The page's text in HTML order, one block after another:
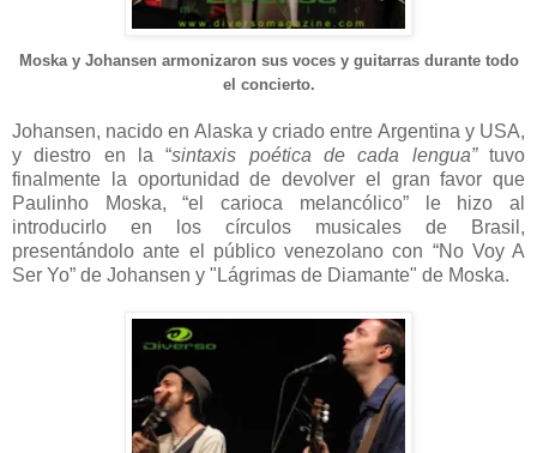
Moska y Johansen armonizaron sus voces y guitarras durante todo
el concierto.
Johansen, nacido en Alaska y criado entre Argentina y USA,
y diestro en la “sintaxis poética de cada lengua”tuvo
finalmente la oportunidad de devolver el gran favor que
Paulinho Moska, “el carioca melancólico” le hizo al
introducirlo en los círculos musicales de Brasil,
presentándolo ante el público venezolano con “No Voy A
Ser Yo” de Johansen y "Lágrimas de Diamante" de Moska.